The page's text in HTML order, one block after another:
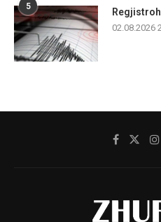
5
02.08.2026